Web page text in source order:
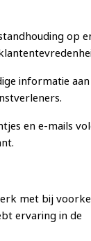
op
informatie aan
en e-mails
met bij
ervaring in de